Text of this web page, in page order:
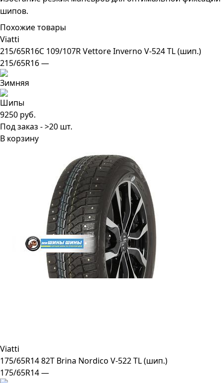
шипов.
Похожие товары
Viatti
215/65R16C 109/107R Vettore Inverno V-524 TL (шип.)
215/65R16 —
9250 руб.
Под заказ - >20 шт.
В корзину
Viatti
175/65R14 82T Brina Nordico V-522 TL (шип.)
175/65R14 —